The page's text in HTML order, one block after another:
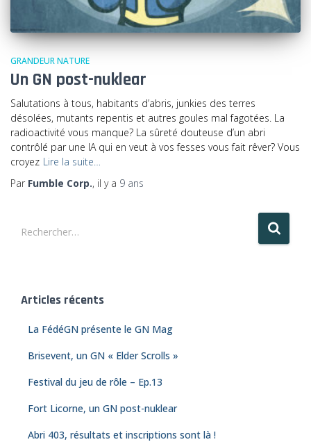
GRANDEUR NATURE
Un GN post-nuklear
Salutations à tous, habitants d’abris, junkies des terres
désolées, mutants repentis et autres goules mal fagotées. La
radioactivité vous manque? La sûreté douteuse d’un abri
contrôlé par une IA qui en veut à vos fesses vous fait rêver? Vous
croyez Lire la suite…
Par Fumble Corp., il y a 9 ans
e
r
Rechercher…
Articles récents
La FédéGN présente le GN Mag
Brisevent, un GN « Elder Scrolls »
Festival du jeu de rôle – Ep.13
Fort Licorne, un GN post-nuklear
Abri 403, résultats et inscriptions sont là !